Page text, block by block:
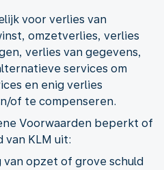
voor verlies van
omzetverlies, verlies
verlies van gegevens,
services om
en enig verlies
of te compenseren.
Voorwaarden beperkt of
van KLM uit:
van opzet of grove schuld